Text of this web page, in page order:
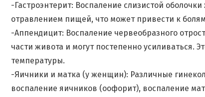
-Гастроэнтерит: Воспаление слизистой
отравлением пищей, что может привести к
-Аппендицит: Воспаление червеобразного
части живота и могут постепенно
температуры.
-Яичники и матка (у женщин): Различные
воспаление яичников (оофорит), воспаление